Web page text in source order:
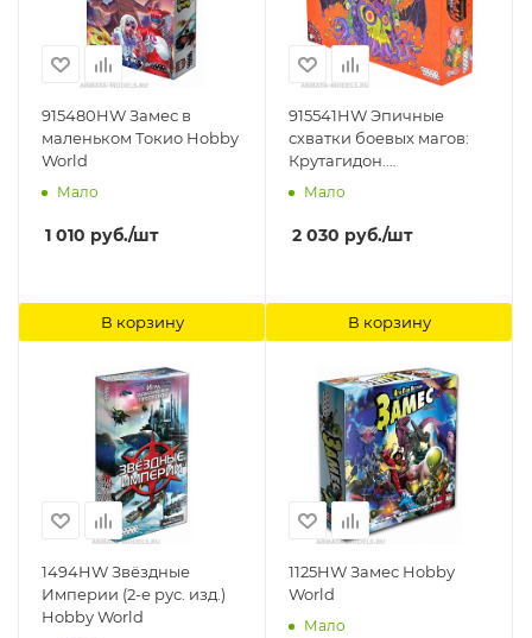
915480HW Замес в
маленьком Токио Hobby
World
Мало
1 010 руб./шт
В корзину
915541HW Эпичные
схватки боевых магов:
Крутагидон.
Экстремально острый
Мало
2 030 руб./шт
В корзину
1494HW Звёздные
Империи (2-е рус. изд.)
Hobby World
1125HW Замес Hobby
World
Мало